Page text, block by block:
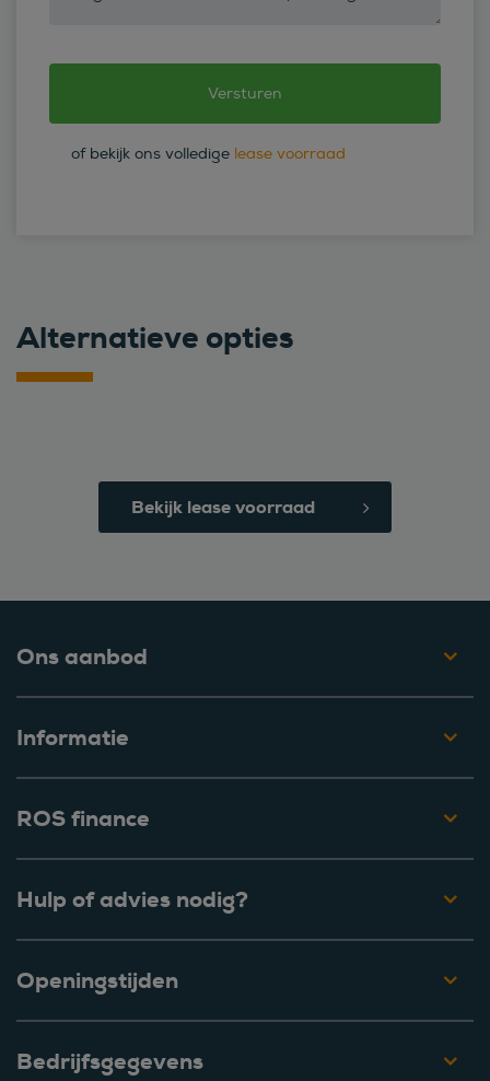
of bekijk ons volledige lease voorraad
Alternatieve opties
Bekijk lease voorraad
Ons aanbod
Informatie
ROS finance
Hulp of advies nodig?
Openingstijden
Bedrijfsgegevens